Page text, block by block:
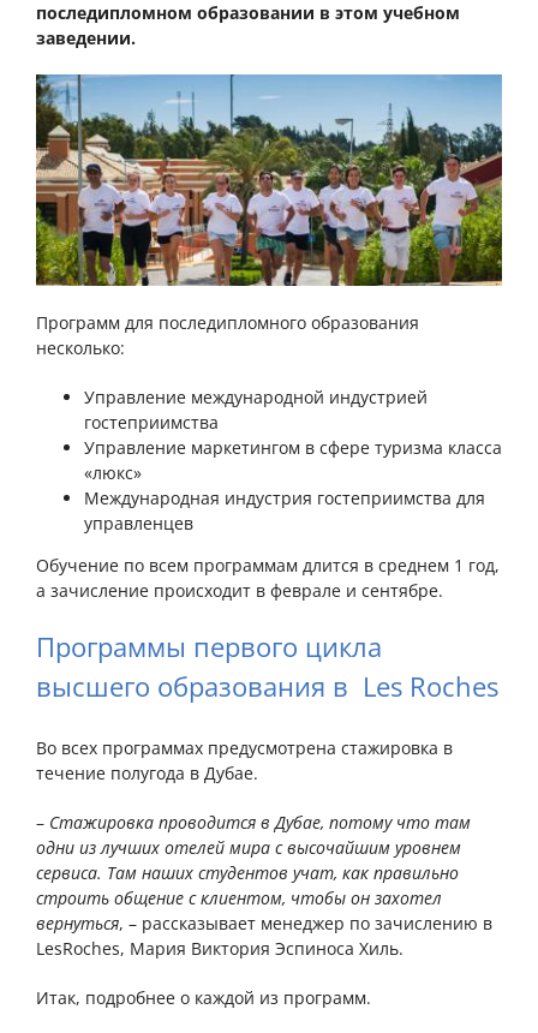
последипломном образовании в этом учебном
заведении.
Программ для последипломного образования
несколько:
Управление международной индустрией
гостеприимства
Управление маркетингом в сфере туризма класса
«люкс»
Международная индустрия гостеприимства для
управленцев
Обучение по всем программам длится в среднем 1 год,
а зачисление происходит в феврале и сентябре.
Программы первого цикла
высшего образования в Les Roches
Во всех программах предусмотрена стажировка в
течение полугода в Дубае.
– Стажировка проводится в Дубае, потому что там
одни из лучших отелей мира с высочайшим уровнем
сервиса. Там наших студентов учат, как правильно
строить общение с клиентом, чтобы он захотел
вернуться, – рассказывает менеджер по зачислению в
LesRoches, Мария Виктория Эспиноса Хиль.
Итак, подробнее о каждой из программ.